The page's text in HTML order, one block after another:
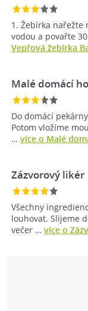
1. Žebírka nařežte
vodou a povařte
Vepřová žebírka
Malé domácí
Do domácí
Potom vložíme
… více o Malé
Zázvorový likér
Všechny
louhovat. Slijeme
večer … více o